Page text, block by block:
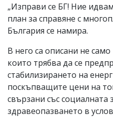
вас
коментар,
моля
ни!
„Изправи се БГ! Ние
план за справяне с
България се намира.
В него са описани не
които трябва да се
стабилизирането на
поскъпващите цени на
свързани със
здравеопазването в